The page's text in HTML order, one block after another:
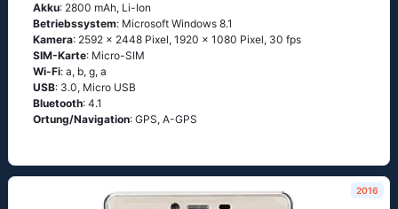
Akku: 2800 mAh, Li-Ion
Betriebssystem: Мiсrоsоft Windоws 8.1
Kamera: 2592 x 2448 Pixel, 1920 x 1080 Pixel, 30 fps
SIM-Karte: Micro-SIM
Wi-Fi: а, b, g, а
USB: 3.0, Micro USB
Bluetooth: 4.1
Ortung/Navigation: GРS, А-GРS
2016